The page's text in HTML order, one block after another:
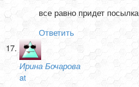
все равно придет посылка
Ответить
Ирина Бочарова
at